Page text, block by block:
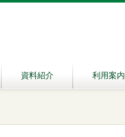
資料紹介 利用案内